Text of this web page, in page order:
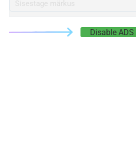
Disable ADS